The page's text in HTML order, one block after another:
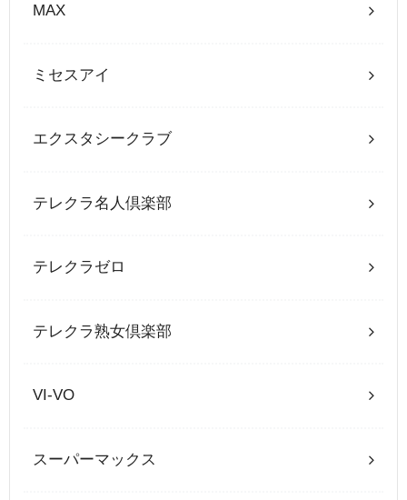
MAX
ミセスアイ
エクスタシークラブ
テレクラ名人倶楽部
テレクラゼロ
テレクラ熟女倶楽部
VI-VO
スーパーマックス